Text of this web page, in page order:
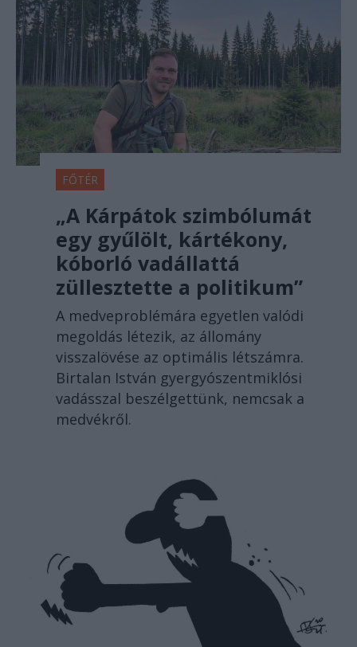
FŐTÉR
„A Kárpátok szimbólumát
egy gyűlölt, kártékony,
kóborló vadállattá
züllesztette a politikum”
A medveproblémára egyetlen valódi
megoldás létezik, az állomány
visszalövése az optimális létszámra.
Birtalan István gyergyószentmiklósi
vadásszal beszélgettünk, nemcsak a
medvékről.